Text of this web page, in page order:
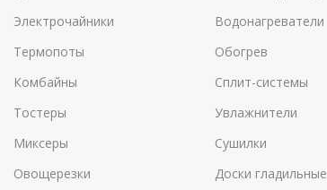
Электрочайники
Термопоты
Комбайны
Тостеры
Миксеры
Овощерезки
Водонагреватели
Обогрев
Сплит-системы
Увлажнители
Сушилки
Доски гладильные